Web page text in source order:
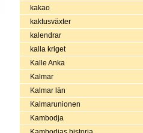
kakao
kaktusväxter
kalendrar
kalla kriget
Kalle Anka
Kalmar
Kalmar län
Kalmarunionen
Kambodja